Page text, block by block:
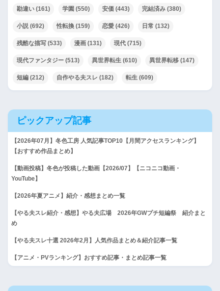
勘違い (161) 学園 (550) 安価 (443) 完結済み (380)
小説(692) 性転換 (159) 恋愛 (426) 日常 (132)
残酷な描写 (533) 漫画 (131) 現代 (715)
現代ファンタジー (513) 異世界転生 (610) 異世界転移 (147)
短編 (212) 自作やる夫スレ (182) 転生 (609)
ピックアップ記事
【2026年07月】冬色工房 人気記事TOP10【月間アクセスランキング】
【おすすめ作品まとめ】
【動画投稿】冬色が投稿した動画【2026/07】【ニコニコ動画・
YouTube】
【2026年夏アニメ】紹介・感想まとめ一覧
【やる夫スレ紹介・感想】やる夫広場 2026年GWプチ短編祭 紹介まと
め
【やる夫スレ十選 2026年2月】人気作品まとめ＆紹介記事一覧
【アニメ・PVランキング】おすすめ記事・まとめ記事一覧